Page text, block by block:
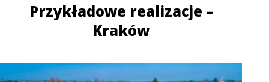
Przykładowe realizacje –
Kraków